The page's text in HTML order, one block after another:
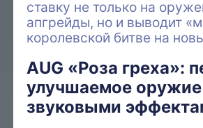
ставку не только на
апгрейды, но и выводит
королевской битве на
AUG «Роза греха»:
улучшаемое
звуковыми